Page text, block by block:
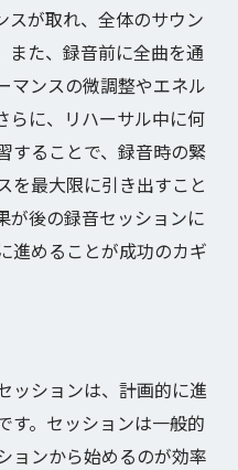
スが取れ、全体のサウン
また、録音前に全曲を通
マンスの微調整やエネル
らに、リハーサル中に何
することで、録音時の緊
を最大限に引き出すこと
が後の録音セッションに
進めることが成功のカギ
ッションは、計画的に進
す。セッションは一般的
ョンから始めるのが効率